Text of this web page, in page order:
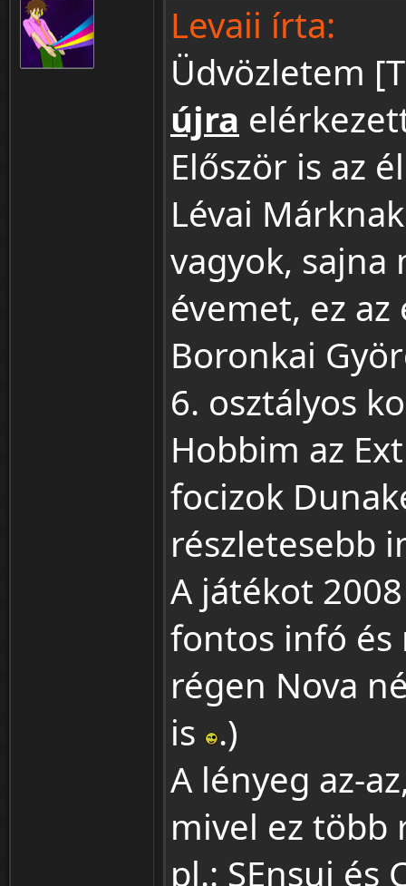
Levaii írta:
Üdvözletem
újra
Először is az
Lévai
vagyok,
évemet, ez
Boronkai
6. osztályos
Hobbim az
focizok
részletesebb
A játékot
fontos infó
régen Nova
is .)
A lényeg az-
mivel ez több
pl.: SEnsui és